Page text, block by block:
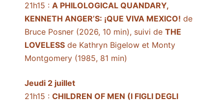
21h15 : A PHILOLOGICAL QUANDARY,
KENNETH ANGER’S: ¡QUE VIVA MEXICO! de
Bruce Posner (2026, 10 min), suivi de THE
LOVELESS de Kathryn Bigelow et Monty
Montgomery (1985, 81 min)
Jeudi 2 juillet
21h15 : CHILDREN OF MEN (I FIGLI DEGLI